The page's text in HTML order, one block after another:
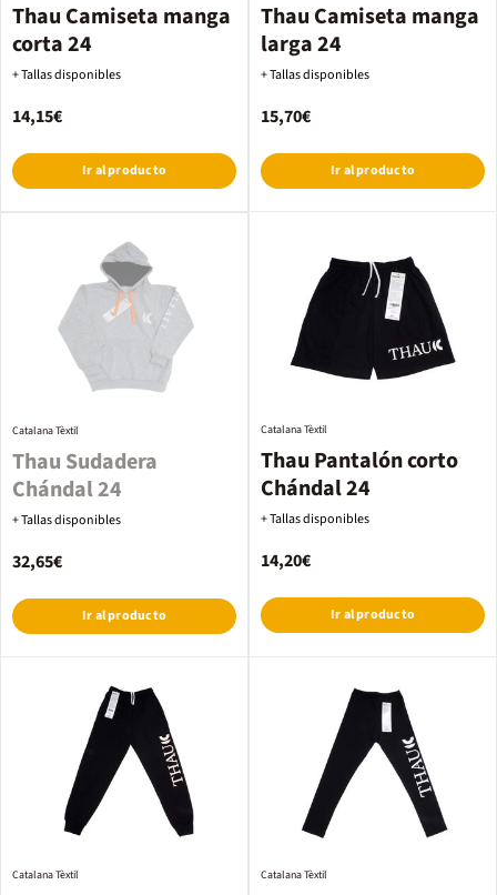
Thau Camiseta manga
corta 24
+ Tallas disponibles
14,15€
Ir al producto
Thau Camiseta manga
larga 24
+ Tallas disponibles
15,70€
Ir al producto
Thau Sudadera
Chándal 24
Catalana Tèxtil
+ Tallas disponibles
32,65€
Ir al producto
Thau Pantalón corto
Chándal 24
Catalana Tèxtil
+ Tallas disponibles
14,20€
Ir al producto
Catalana Tèxtil Catalana Tèxtil